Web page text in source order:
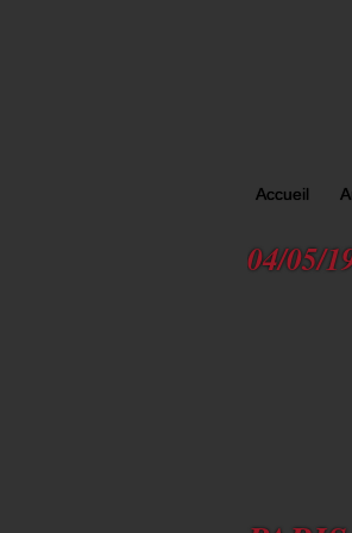
Accueil
04/05/